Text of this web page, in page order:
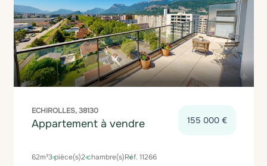
ECHIROLLES, 38130
Appartement à vendre 155 000 €
62m²3 pièce(s)2 chambre(s)Réf. 11266